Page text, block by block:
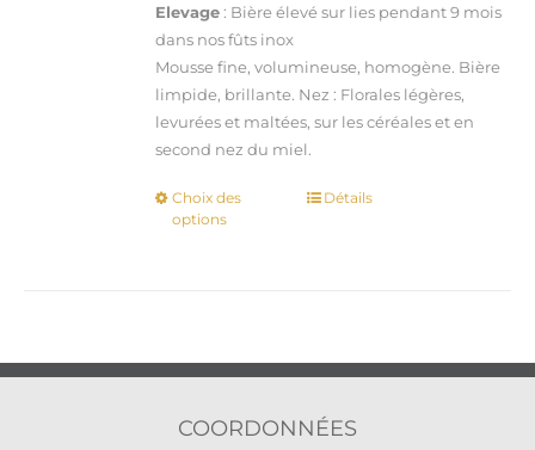
Elevage : Bière élevé sur lies pendant 9 mois
dans nos fûts inox
Mousse fine, volumineuse, homogène. Bière
limpide, brillante. Nez : Florales légères,
levurées et maltées, sur les céréales et en
second nez du miel.
Choix des
options
Ce
options
être
Détails
COORDONNÉES